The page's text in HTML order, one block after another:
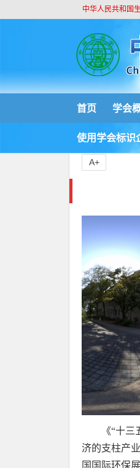
中华人民共和国
首页 学会
使用学会标识
//
首页 绿色技
A+
《“十
济的支柱产
国国际环保